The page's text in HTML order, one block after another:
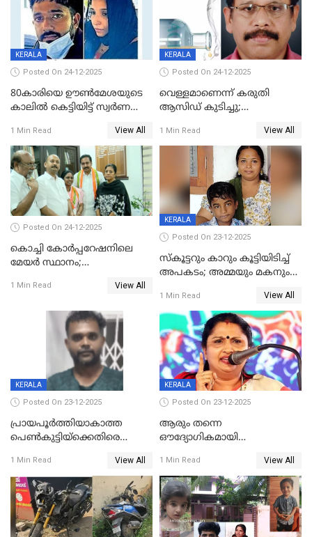
KERALA
Posted On 24-12-2025
80കാരിയെ ഊൺമേശയുടെ
കാലിൽ കെട്ടിയിട്ട് സ്വർണവും
കൊച്ചുമകനും സുഹൃത്തും
അറസ്റ്റിൽ
1 Min Read View All
KERALA
Posted On 24-12-2025
വെള്ളമാണെന്ന് കരുതി
ആസിഡ് കുടിച്ചു;
മരിച്ചു
1 Min Read View All
Posted On 24-12-2025
കൊച്ചി കോര്‍പ്പറേഷനിലെ
മേയര്‍ സ്ഥാനം;
രൂക്ഷം
1 Min Read View All
KERALA
Posted On 23-12-2025
സ്കൂട്ടറും കാറും കൂട്ടിയിടിച്ച്
അപകടം; അമ്മയും മകനും
ഗുരുതരാവസ്ഥയിൽ
1 Min Read View All
KERALA
Posted On 23-12-2025
പ്രായപൂർത്തിയാകാത്ത
പെൺകുട്ടിയ്ക്കെതിരെ
59 വർഷം തടവും 90,൦൦൦ രൂപ
പിഴയും ശിക്ഷ
1 Min Read View All
KERALA
Posted On 23-12-2025
ആരും തന്നെ
ഔദ്യോഗികമായി
കണ്ടെത്താൻ ഇന്ന് കോർ
കമ്മിറ്റി കൂടിയില്ല';
അതൃപ്തിയുമായി ദീപ്തി മേരി
വർഗീസ്
1 Min Read View All